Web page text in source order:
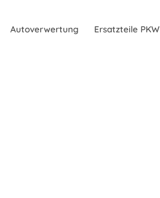
Autoverwertung Ersatzteile PKW